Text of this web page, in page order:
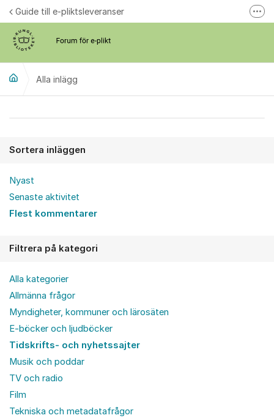
Hoppa till innehåll
Guide till e-pliktsleveranser
Alla inlägg
Sortera inläggen
Nyast
Senaste aktivitet
Flest kommentarer
Filtrera på kategori
Alla kategorier
Allmänna frågor
Myndigheter, kommuner och lärosäten
E-böcker och ljudböcker
Tidskrifts- och nyhetssajter
Musik och poddar
TV och radio
Film
Tekniska och metadatafrågor